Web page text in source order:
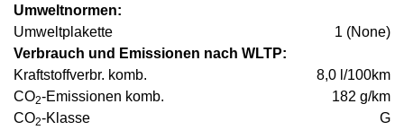
Umweltnormen:
Umweltplakette
1 (None)
Verbrauch und Emissionen nach WLTP:
Kraftstoffverbr. komb.
8,0 l/100km
CO2-Emissionen komb.
182 g/km
CO2-Klasse G